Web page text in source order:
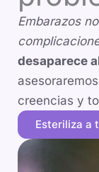
Embarazos
desaparece
creencias y
Esteriliza a